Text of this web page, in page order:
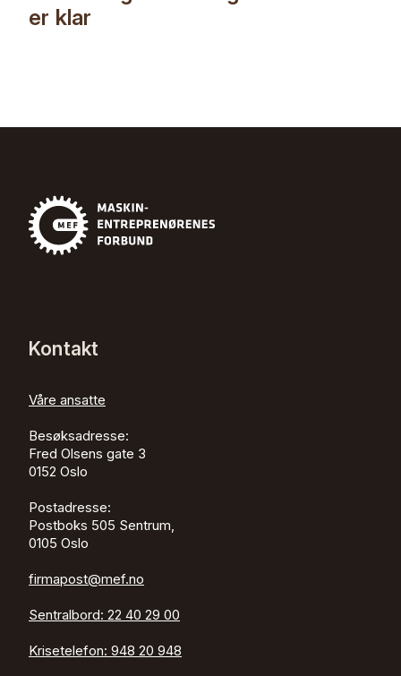
er klar
Kontakt
Våre ansatte
Besøksadresse:
Fred Olsens gate 3
0152 Oslo
Postadresse:
Postboks 505 Sentrum,
0105 Oslo
firmapost@mef.no
Sentralbord: 22 40 29 00
Krisetelefon: 948 20 948